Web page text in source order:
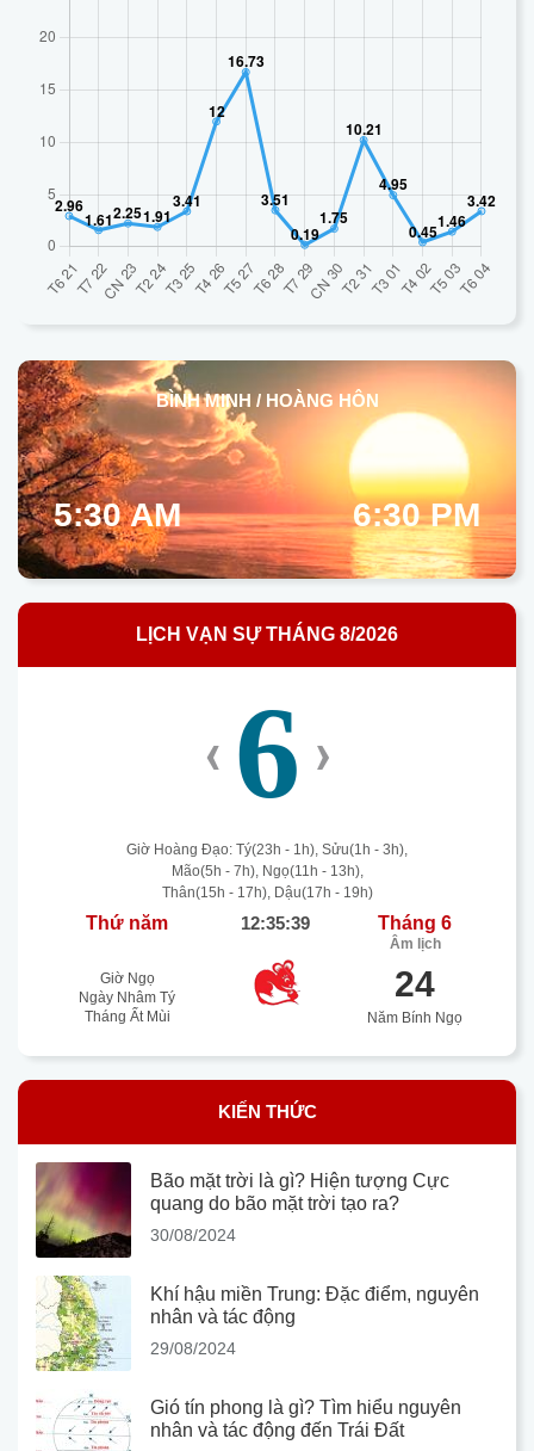
BÌNH MINH / HOÀNG HÔN
5:30 AM 6:30 PM
LỊCH VẠN SỰ THÁNG 8/2026
‹ 6 ›
Giờ Hoàng Đạo: Tý(23h - 1h), Sửu(1h - 3h),
Mão(5h - 7h), Ngọ(11h - 13h),
Thân(15h - 17h), Dậu(17h - 19h)
Thứ năm 12:35:39 Tháng 6
Âm lịch
Giờ Ngọ
Ngày Nhâm Tý
Tháng Ất Mùi
24
Năm Bính Ngọ
KIẾN THỨC
Bão mặt trời là gì? Hiện tượng Cực
quang do bão mặt trời tạo ra?
30/08/2024
Khí hậu miền Trung: Đặc điểm, nguyên
nhân và tác động
29/08/2024
Gió tín phong là gì? Tìm hiểu nguyên
nhân và tác động đến Trái Đất